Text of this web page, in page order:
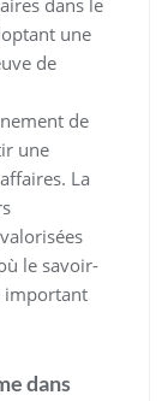
dans le
une
de
de
une
La
le savoir-
important
dans